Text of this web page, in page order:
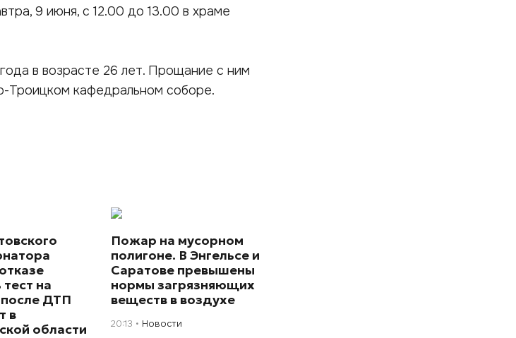
9 июня, с 12.00 до 13.00 в храме
в возрасте 26 лет. Прощание с ним
Троицком кафедральном соборе.
на
ДТП
в
области
Пожар на мусорном
полигоне. В Энгельсе и
Саратове превышены
нормы загрязняющих
веществ в воздухе
20:13 Новости